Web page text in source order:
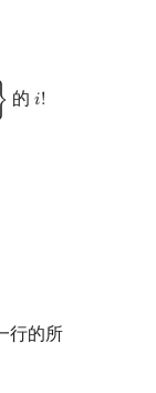
} 的 𝑖!
i!
行的所